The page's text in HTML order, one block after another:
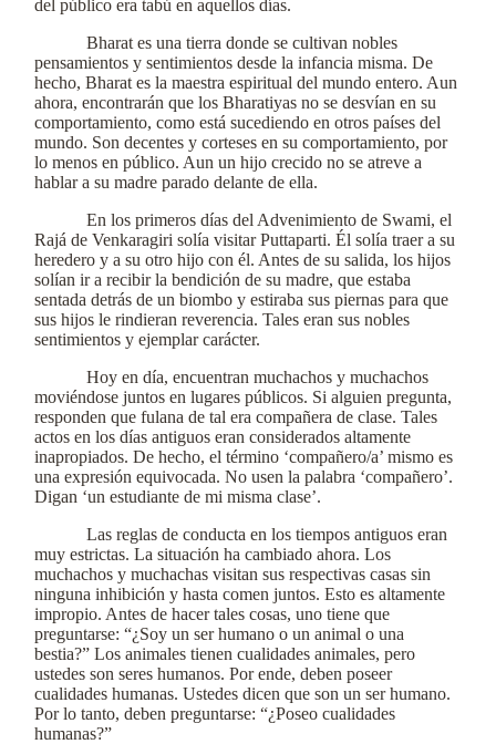
del público era tabú en aquellos días.
Bharat es una tierra donde se cultivan nobles
pensamientos y sentimientos desde la infancia misma. De
hecho, Bharat es la maestra espiritual del mundo entero. Aun
ahora, encontrarán que los Bharatiyas no se desvían en su
comportamiento, como está sucediendo en otros países del
mundo. Son decentes y corteses en su comportamiento, por
lo menos en público. Aun un hijo crecido no se atreve a
hablar a su madre parado delante de ella.
En los primeros días del Advenimiento de Swami, el
Rajá de Venkaragiri solía visitar Puttaparti. Él solía traer a su
heredero y a su otro hijo con él. Antes de su salida, los hijos
solían ir a recibir la bendición de su madre, que estaba
sentada detrás de un biombo y estiraba sus piernas para que
sus hijos le rindieran reverencia. Tales eran sus nobles
sentimientos y ejemplar carácter.
Hoy en día, encuentran muchachos y muchachos
moviéndose juntos en lugares públicos. Si alguien pregunta,
responden que fulana de tal era compañera de clase. Tales
actos en los días antiguos eran considerados altamente
inapropiados. De hecho, el término ‘compañero/a’ mismo es
una expresión equivocada. No usen la palabra ‘compañero’.
Digan ‘un estudiante de mi misma clase’.
Las reglas de conducta en los tiempos antiguos eran
muy estrictas. La situación ha cambiado ahora. Los
muchachos y muchachas visitan sus respectivas casas sin
ninguna inhibición y hasta comen juntos. Esto es altamente
impropio. Antes de hacer tales cosas, uno tiene que
preguntarse: “¿Soy un ser humano o un animal o una
bestia?” Los animales tienen cualidades animales, pero
ustedes son seres humanos. Por ende, deben poseer
cualidades humanas. Ustedes dicen que son un ser humano.
Por lo tanto, deben preguntarse: “¿Poseo cualidades
humanas?”